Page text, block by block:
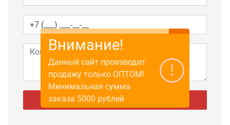
Отправить
Внимание!
Данный сайт производит
продажу только ОПТОМ!
Минимальная сумма
заказа 5000 рублей